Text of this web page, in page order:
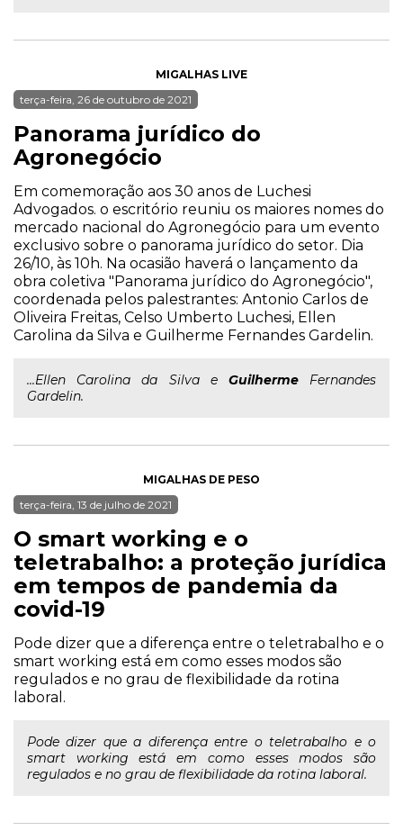
MIGALHAS LIVE
terça-feira, 26 de outubro de 2021
Panorama jurídico do
Agronegócio
Em comemoração aos 30 anos de Luchesi
Advogados. o escritório reuniu os maiores nomes do
mercado nacional do Agronegócio para um evento
exclusivo sobre o panorama jurídico do setor. Dia
26/10, às 10h. Na ocasião haverá o lançamento da
obra coletiva "Panorama jurídico do Agronegócio",
coordenada pelos palestrantes: Antonio Carlos de
Oliveira Freitas, Celso Umberto Luchesi, Ellen
Carolina da Silva e Guilherme Fernandes Gardelin.
...Ellen Carolina da Silva e GuilhermeFernandes
Gardelin.
MIGALHAS DE PESO
terça-feira, 13 de julho de 2021
O smart working e o
teletrabalho: a proteção jurídica
em tempos de pandemia da
covid-19
Pode dizer que a diferença entre o teletrabalho e o
smart working está em como esses modos são
regulados e no grau de flexibilidade da rotina
laboral.
Pode dizer que a diferença entre o teletrabalho e o
smart working está em como esses modos são
regulados e no grau de flexibilidade da rotina laboral.